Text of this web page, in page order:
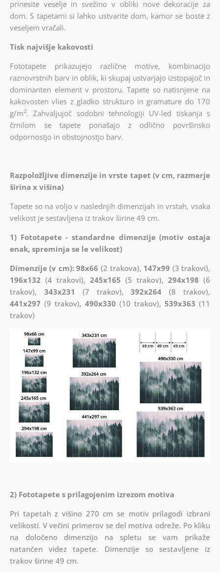
prinesite veselje in svežino v obliki nove dekoracije za
dom. S tapetami si lahko ustvarite dom, kamor se boste z
veseljem vračali.
Tisk najvišje kakovosti
Fototapete prikazujejo različne motive, kombinacijo
raznovrstnih barv in oblik, ki skupaj ustvarjajo izstopajoč in
dominanten element v prostoru. Tapete so natisnjene na
kakovosten vlies z gladko strukturo in gramature do 170
g/m2. Zahvaljujoč sodobni tehnologiji UV-led tiskanja s
črnilom se tapete ponašajo z odlično površinsko
odpornostjo in obstojnostjo barv.
Razpoložljive dimenzije in vrste tapet (v cm, razmerje
širina x višina)
Tapete so na voljo v naslednjih dimenzijah in vrstah, vsaka
velikost je sestavljena iz trakov širine 49 cm.
1) Fototapete - standardne dimenzije (motiv ostaja
enak, spreminja se le velikost)
Dimenzije (v cm): 98x66 (2 trakova), 147x99 (3 trakovi),
196x132 (4 trakovi), 245x165 (5 trakov),294x198 (6
trakov), 343x231 (7 trakov),392x264 (8 trakov),
441x297 (9 trakov), 490x330 (10 trakov),539x363 (11
trakov)
2) Fototapete s prilagojenim izrezom motiva
Pri tapetah z višino 270 cm se motiv prilagodi izbrani
velikosti. V večini primerov se del motiva odreže. Po kliku
na določeno dimenzijo na spletu se vam prikaže
natančen videz tapete. Dimenzije so sestavljene iz
trakov širine 49 cm.